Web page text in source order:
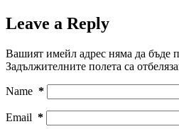
Leave a Reply
Вашият имейл адрес няма да бъде
Задължителните полета са
Name *
Email *